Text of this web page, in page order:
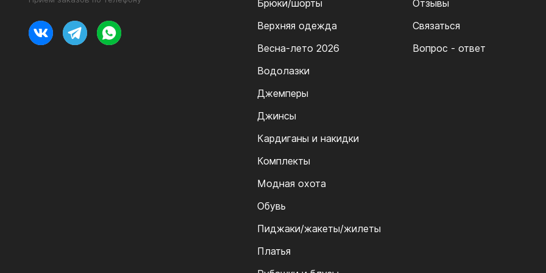
Брюки/шорты
Верхняя одежда
Весна-лето 2026
Водолазки
Джемперы
Джинсы
Кардиганы и накидки
Комплекты
Модная охота
Обувь
Пиджаки/жакеты/жилеты
Платья
Отзывы
Связаться
Вопрос - ответ